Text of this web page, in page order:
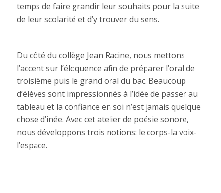
temps de faire grandir leur souhaits pour la suite
de leur scolarité et d’y trouver du sens.
Du côté du collège Jean Racine, nous mettons
l’accent sur l’éloquence afin de préparer l’oral de
troisième puis le grand oral du bac. Beaucoup
d’élèves sont impressionnés à l’idée de passer au
tableau et la confiance en soi n’est jamais quelque
chose d’inée. Avec cet atelier de poésie sonore,
nous développons trois notions: le corps-la voix-
l’espace.